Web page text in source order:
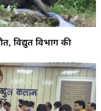
विद्युत विभाग की